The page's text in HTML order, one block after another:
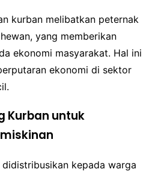
kurban melibatkan peternak
yang memberikan
ekonomi masyarakat. Hal ini
ekonomi di sektor
Kurban untuk
kepada warga